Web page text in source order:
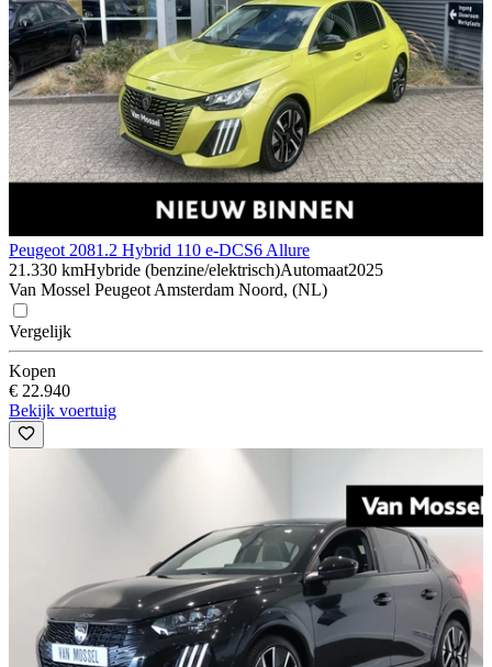
Peugeot 2081.2 Hybrid 110 e-DCS6 Allure
21.330 kmHybride (benzine/elektrisch)Automaat2025
Van Mossel Peugeot Amsterdam Noord, (NL)
Vergelijk
Kopen
€ 22.940
Bekijk voertuig